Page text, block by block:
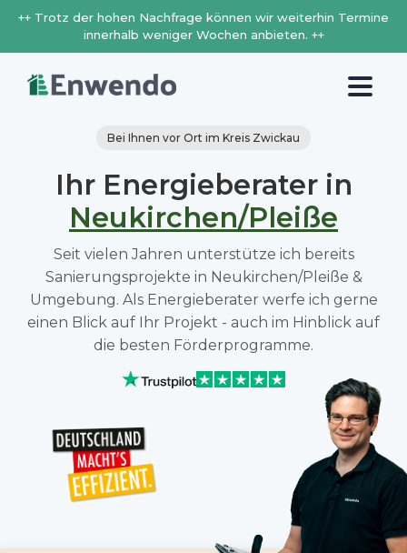
++ Trotz der hohen Nachfrage können wir weiterhin Termine
innerhalb weniger Wochen anbieten. ++
Bei Ihnen vor Ort im Kreis Zwickau
Ihr Energieberater in
Neukirchen/Pleiße
Seit vielen Jahren unterstütze ich bereits
Sanierungsprojekte in Neukirchen/Pleiße &
Umgebung. Als Energieberater werfe ich gerne
einen Blick auf Ihr Projekt - auch im Hinblick auf
die besten Förderprogramme.